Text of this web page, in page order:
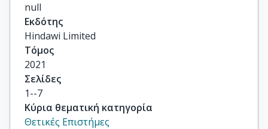
null
Εκδότης
Hindawi Limited
Τόμος
2021
Σελίδες
1--7
Κύρια θεματική κατηγορία
Θετικές Επιστήμες